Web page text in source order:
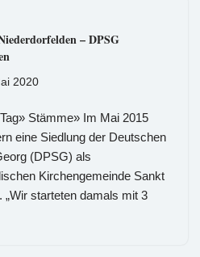
– DPSG
2020
Stämme» Im Mai 2015
eine Siedlung der Deutschen
(DPSG) als
Kirchengemeinde Sankt
„Wir starteten damals mit 3